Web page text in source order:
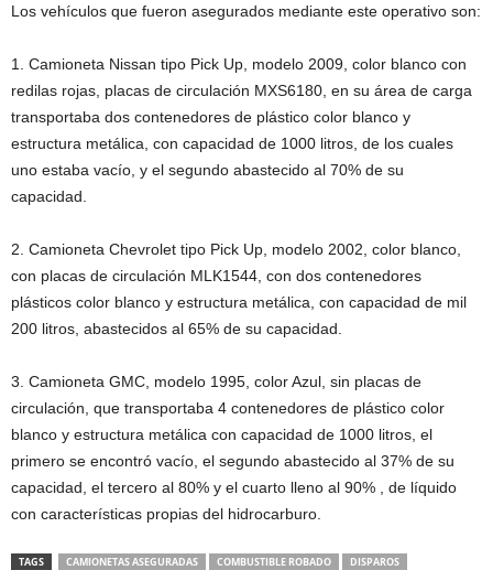
Los vehículos que fueron asegurados mediante este operativo son:
1. Camioneta Nissan tipo Pick Up, modelo 2009, color blanco con
redilas rojas, placas de circulación MXS6180, en su área de carga
transportaba dos contenedores de plástico color blanco y
estructura metálica, con capacidad de 1000 litros, de los cuales
uno estaba vacío, y el segundo abastecido al 70% de su
capacidad.
2. Camioneta Chevrolet tipo Pick Up, modelo 2002, color blanco,
con placas de circulación MLK1544, con dos contenedores
plásticos color blanco y estructura metálica, con capacidad de mil
200 litros, abastecidos al 65% de su capacidad.
3. Camioneta GMC, modelo 1995, color Azul, sin placas de
circulación, que transportaba 4 contenedores de plástico color
blanco y estructura metálica con capacidad de 1000 litros, el
primero se encontró vacío, el segundo abastecido al 37% de su
capacidad, el tercero al 80% y el cuarto lleno al 90% , de líquido
con características propias del hidrocarburo.
TAGS CAMIONETAS ASEGURADAS COMBUSTIBLE ROBADO
DISPAROS